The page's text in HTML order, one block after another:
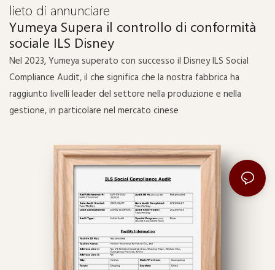
lieto di annunciare
Yumeya Supera il controllo di conformità
sociale ILS Disney
Nel 2023, Yumeya superato con successo il Disney ILS Social
Compliance Audit, il che significa che la nostra fabbrica ha
raggiunto livelli leader del settore nella produzione e nella
gestione, in particolare nel mercato cinese